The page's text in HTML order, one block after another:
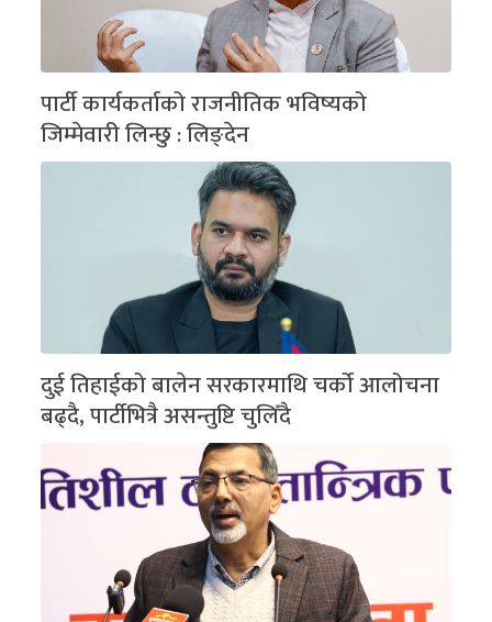
पार्टी कार्यकर्ताको राजनीतिक भविष्यको
जिम्मेवारी लिन्छु : लिङ्देन
दुई तिहाईको बालेन सरकारमाथि चर्को आलोचना
बढ्दै, पार्टीभित्रै असन्तुष्टि चुलिँदै